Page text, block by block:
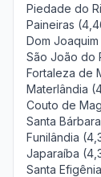
Piedade do
Paineiras
Dom Joaquim
São João do
Fortaleza de
Materlândia
Couto de
Santa
Funilândia
Japaraíba
Santa